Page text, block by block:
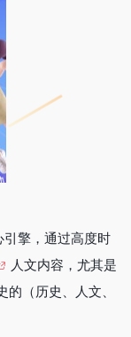
擎，通过高度时
人文内容，尤其是
（历史、人文、